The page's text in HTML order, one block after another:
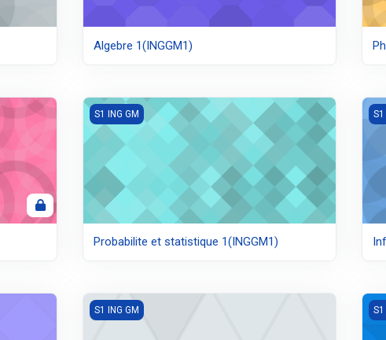
Algebre 1(INGGM1)
Probabilite et statistique 1(INGGM1)
S1 ING GM
Probabilite et statistique 1(INGGM1)
S1
TP Chimie 1(INGGM1)
S1 ING GM S1